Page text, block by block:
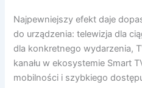
Najpewniejszy efekt daje
do urządzenia: telewizja dla
dla konkretnego wydarzenia,
kanału w ekosystemie Smart
mobilności i szybkiego